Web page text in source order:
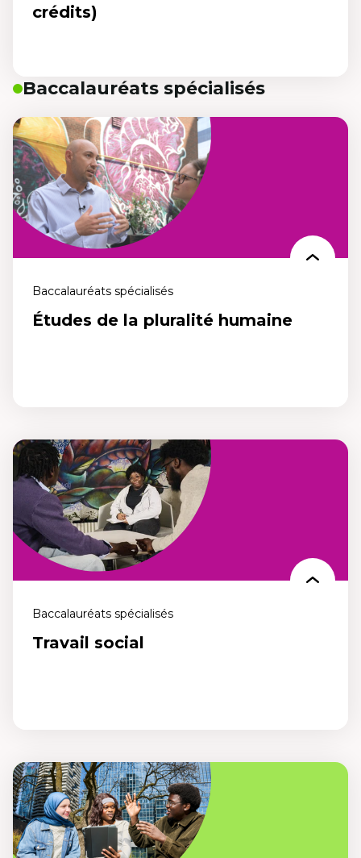
crédits)
Tu n’as pas à attendre la fin de tes études universitaires pour te
lancer dans un autre baccalauréat qui te permettra d’enseigner! Ce
nouveau parcours intégré te permet de compléter simultanément
un baccalauréat en arts général (B. A.) et un baccalauréat en
Éducation (B. Éd.).
Baccalauréats spécialisés
Baccalauréats spécialisés
Études de la pluralité humaine
Études de la pluralité humaine
Un programme pour repenser les relations humaines et s’engager
pour une société plus juste et équitable. Ose repenser les
mouvements et les comportements sociaux de demain,
maintenant.
Baccalauréats spécialisés
Travail social
Travail social
Un programme professionnel pensé pour comprendre la
complexité des problèmes sociaux actuels et aider les personnes, les
familles et les communautés de la francophonie plurielle de
manière éthique, juste et adaptée aux besoins d'aujourd'hui. Agis
pour transformer les réalités sociales, maintenant.